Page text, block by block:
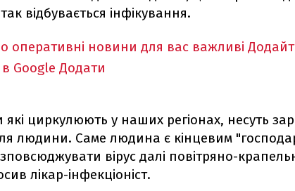
відбувається інфікування.
оперативні новини для вас важливі
Google Додати
які циркулюють у наших регіонах, несуть
людини. Саме людина є кінцевим
вірус далі повітряно-
лікар-інфекціоніст.